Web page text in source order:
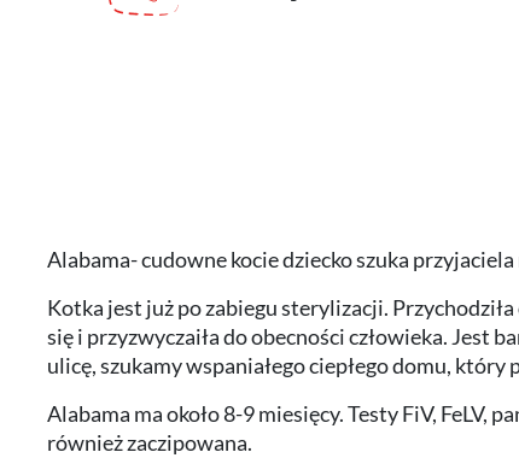
Alabama- cudowne kocie dziecko szuka przyjaciela
Kotka jest już po zabiegu sterylizacji.
się i przyzwyczaiła do obecności człowieka. Jest
ulicę, szukamy wspaniałego ciepłego domu, który
Alabama ma około 8-9 miesięcy. Testy FiV, FeLV,
również zaczipowana.